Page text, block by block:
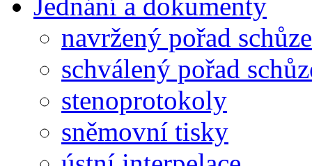
navržený pořad schůze
schválený pořad
stenoprotokoly
sněmovní tisky